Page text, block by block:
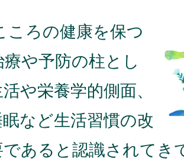
ころの健康を保つ
や予防の柱とし
や栄養学的側面、
など生活習慣の改
あると認識されてき